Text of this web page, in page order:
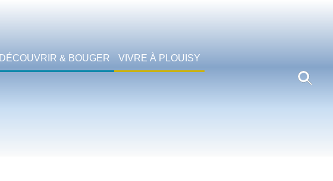
DÉCOUVRIR & BOUGER VIVRE À PLOUISY